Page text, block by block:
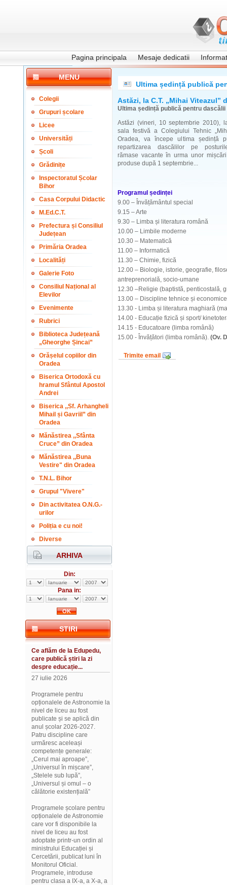
Pagina principala Mesaje dedicatii
MENU
Colegii
Grupuri școlare
Licee
Universități
Școli
Grădinițe
Inspectoratul Școlar
Bihor
Casa Corpului Didactic
M.Ed.C.T.
Prefectura și Consiliul
Județean
Primăria Oradea
Localități
Galerie Foto
Consiliul Național al
Elevilor
Evenimente
Rubrici
Biblioteca Județeană
„Gheorghe Șincai”
Orășelul copiilor din
Oradea
Biserica Ortodoxă cu
hramul Sfântul Apostol
Andrei
Biserica ,,Sf. Arhangheli
Mihail și Gavriil” din
Oradea
Mănăstirea ,,Sfânta
Cruce” din Oradea
Mănăstirea ,,Buna
Vestire" din Oradea
T.N.L. Bihor
Grupul "Vivere"
Din activitatea O.N.G.-
urilor
Poliția e cu noi!
Diverse
ARHIVA
Din:
Pana in:
STIRI
Ce aflăm de la Edupedu,
care publică știri la zi
despre educație...
27 iulie 2026
Programele pentru
opționalele de Astronomie la
nivel de liceu au fost
publicate și se aplică din
anul școlar 2026-2027.
Patru discipline care
urmăresc aceleași
competențe generale:
„Cerul mai aproape”,
„Universul în mișcare”,
„Stelele sub lupă”,
„Universul și omul – o
călătorie existențială”
Programele școlare pentru
opționalele de Astronomie
care vor fi disponibile la
nivel de liceu au fost
adoptate printr-un ordin al
ministrului Educației și
Cercetării, publicat luni în
Monitorul Oficial.
Programele, introduse
pentru clasa a IX-a, a X-a, a
Ultima ședință publică
Astăzi, la C.T. „Mihai Viteazul”
Ultima ședință publică pentru dascălii
Astăzi (vineri, 10 septembrie 2010),
sala festivă a Colegiului Tehnic
Oradea, va începe ultima ședință
repartizarea dascălilor pe
rămase vacante în urma unor
produse după 1 septembrie...
Programul ședinței
9.00 – Învățământul special
9.15 – Arte
9.30 – Limba și literatura română
10.00 – Limbile moderne
10.30 – Matematică
11.00 – Informatică
11.30 – Chimie, fizică
12.00 – Biologie, istorie, geografie,
antreprenorială, socio-umane
12.30 –Religie (baptistă, penticostală,
13.00 – Discipline tehnice și economice
13.30 - Limba și literatura maghiară
14.00 - Educație fizică și sport/
14.15 - Educatoare (limba română)
15.00 - Învățători (limba română). (Ov.
Trimite email